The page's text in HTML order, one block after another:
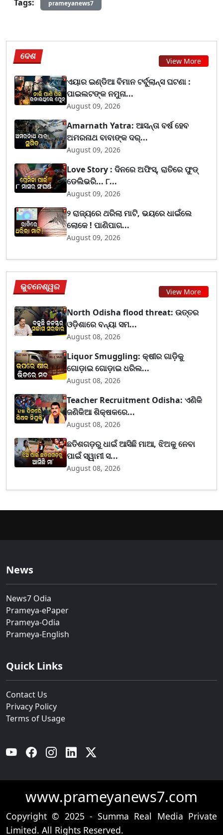
Tags:
prameyanews7
ଦେଶ View More
ଏୟାର ଇଣ୍ଡିଆ ବିମାନ ଟର୍ବୁଲାନ୍ସ ଘଟଣା :
ପାଇଲଟଙ୍କ ନମୁନା...
August 09, 2026
Amarnath Yatra: ଆସନ୍ତା ବର୍ଷ ହେବ
ଅମରନାଥ ବାବାଙ୍କ ଦର୍...
August 09, 2026
Love Story : ଦିନରେ ଅଫିସ୍, ରାତିରେ ଫୁଡ୍
ଡେଲିଭରି... ୮...
August 09, 2026
୨ ରାଜ୍ୟରେ ଥରିଲା ମାଟି, ଭୟରେ ଧାଇଁଲେ
ଲୋକେ ! ପାଣିପାଗ...
August 09, 2026
ଭୁବନେଶ୍ୱର View More
North Odisha flood threat: ଉତ୍ତର
ଓଡ଼ିଶାରେ ବନ୍ୟା ସମ...
August 08, 2026
Liquor Smuggling: କ୍ଷୀର ଗାଡ଼ିକୁ
ଗୋଡ଼ାଇ ଗୋଡ଼ାଇ ଧରିଲ...
August 08, 2026
Teacher Recruitment Odisha: ଏଣିକି
ଜଣିକିଆ ଶିକ୍ଷକରେ...
August 08, 2026
ଛତିଶଗଡ଼ରୁ ଧାଇଁ ଆସିଛି ମାଆ, ଝିଅକୁ ନେବା
ପାଇଁ ସ୍ୱାମୀ ସ...
August 08, 2026
News
News7 Odia
Prameya-ePaper
Prameya-Odia
Prameya-English
Quick Links
Contact Us
Privacy Policy
Terms of Usage
YouTube Facebook Instagram Linkedin
www.prameyanews7.com
Copyright © 2025 - Summa Real Media Private
Limited. All Rights Reserved.